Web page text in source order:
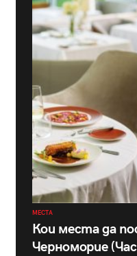
МЕСТА
Кои места да
Черноморие